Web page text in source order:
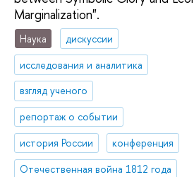
Marginalization".
Наука
дискуссии
исследования и аналитика
взгляд ученого
репортаж о событии
история России
конференция
Отечественная война 1812 года